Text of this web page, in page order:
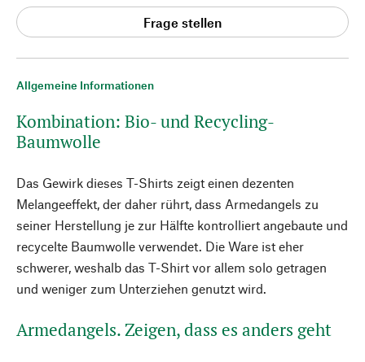
Allgemeine Informationen
Kombination: Bio- und Recycling-
Baumwolle
Das Gewirk dieses T-Shirts zeigt einen dezenten
Melangeeffekt, der daher rührt, dass Armedangels zu
seiner Herstellung je zur Hälfte kontrolliert angebaute und
recycelte Baumwolle verwendet. Die Ware ist eher
schwerer, weshalb das T-Shirt vor allem solo getragen
und weniger zum Unterziehen genutzt wird.
Armedangels. Zeigen, dass es anders geht
Frage stellen